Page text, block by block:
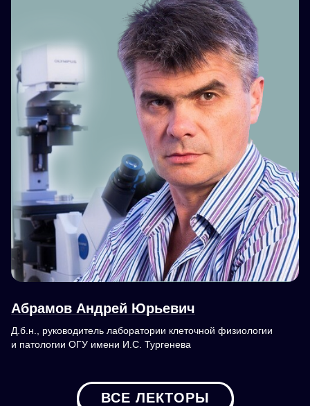
Абрамов Андрей Юрьевич
Д.б.н., руководитель лаборатории клеточной физиологии
и патологии ОГУ имени И.С. Тургенева
ВСЕ ЛЕКТОРЫ